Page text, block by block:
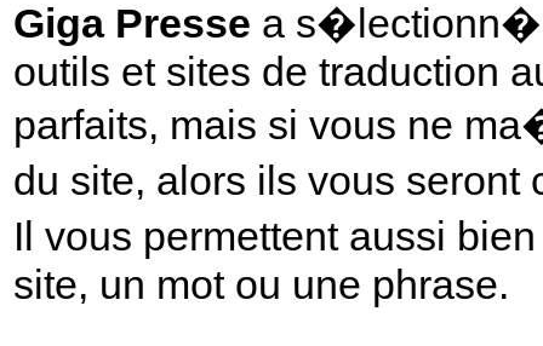
Giga Presse a s�lectionn�
outils et sites de traduction
parfaits, mais si vous ne
du site, alors ils vous
Il vous permettent aussi
site, un mot ou une phrase.